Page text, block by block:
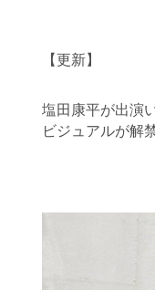
【更新】
塩田康平が出演
ビジュアルが解